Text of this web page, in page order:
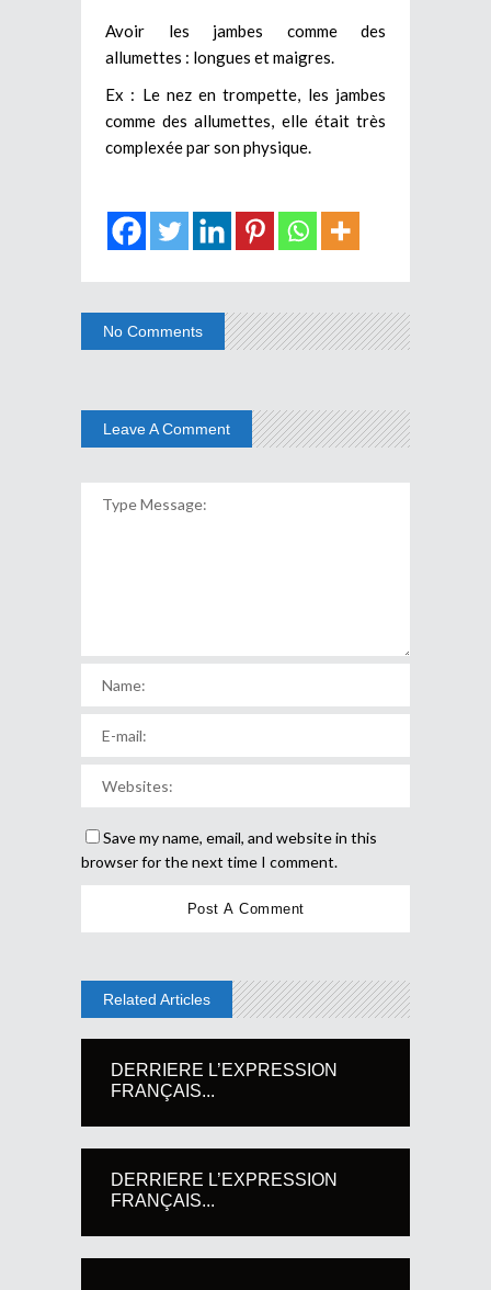
Avoir les jambes comme des
allumettes : longues et maigres.
Ex : Le nez en trompette, les jambes
comme des allumettes, elle était très
complexée par son physique.
No Comments
Leave A Comment
Save my name, email, and website in this
browser for the next time I comment.
Related Articles
DERRIERE L’EXPRESSION
FRANÇAIS...
DERRIERE L’EXPRESSION
FRANÇAIS...